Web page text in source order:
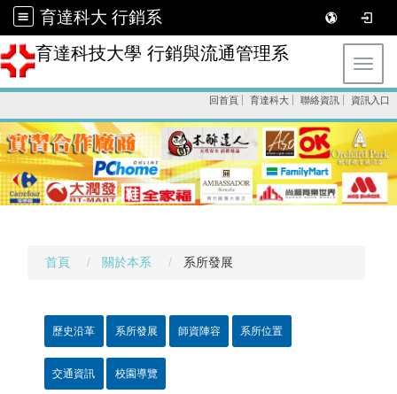
育達科大 行銷系
育達科技大學 行銷與流通管理系
回首頁 育達科大 聯絡資訊 資訊入口
首頁 關於本系 系所發展
歷史沿革 系所發展 師資陣容 系所位置
交通資訊 校園導覽